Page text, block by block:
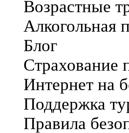
Возрастные
Алкогольная
Блог
Страхование
Интернет на
Поддержка
Правила